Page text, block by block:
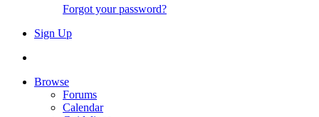
Forgot your password?
Sign Up
Browse
Forums
Calendar